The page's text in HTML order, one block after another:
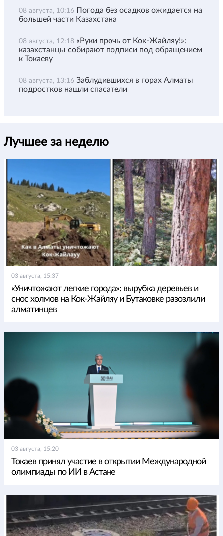
08 августа, 10:16 Погода без осадков ожидается на
большей части Казахстана
08 августа, 12:18 «Руки прочь от Кок-Жайляу!»:
казахстанцы собирают подписи под обращением
к Токаеву
08 августа, 13:16 Заблудившихся в горах Алматы
подростков нашли спасатели
Лучшее за неделю
03 августа, 15:37
«Уничтожают легкие города»: вырубка деревьев и
снос холмов на Кок-Жайляу и Бутаковке разозлили
алматинцев
03 августа, 15:20
Токаев принял участие в открытии Международной
олимпиады по ИИ в Астане